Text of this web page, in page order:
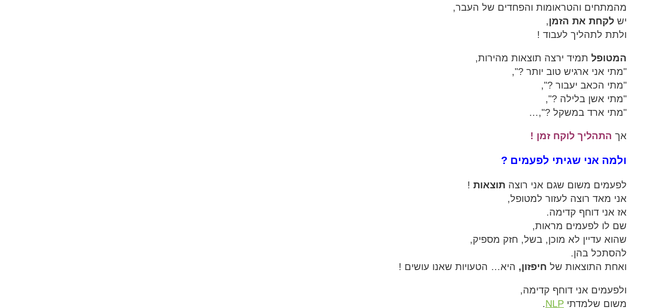
מהמתחים והטראומות והפחדים של העבר,
יש לקחת את הזמן,
ולתת לתהליך לעבוד !
המטופלתמיד ירצה תוצאות מהירות,
"מתי אני ארגיש טוב יותר ?",
"מתי הכאב יעבור ?",
"מתי אשן בלילה ?",
"מתי ארד במשקל ?",…
אך התהליך לוקח זמן !
ולמה אני שגיתי לפעמים ?
לפעמים משום שגם אני רוצה תוצאות!
אני מאד רוצה לעזור למטופל,
אז אני דוחף קדימה.
שם לו לפעמים מראות,
שהוא עדיין לא מוכן, בשל, חזק מספיק,
להסתכל בהן.
ואחת התוצאות של חיפזון, היא… הטעויות שאנו עושים !
ולפעמים אני דוחף קדימה,
משום שלמדתי NLP
.